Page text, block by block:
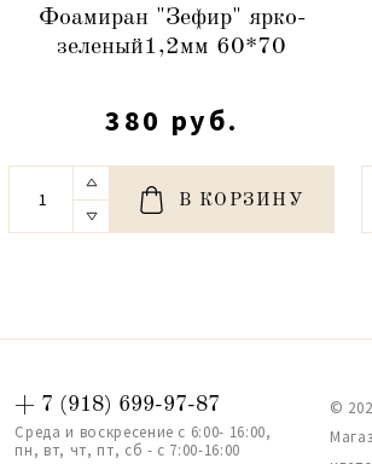
Фоамиран "Зефир" ярко-
зеленый1,2мм 60*70
380 руб.
В КОРЗИНУ
+ 7 (918) 699-97-87
Среда и воскресение с 6:00- 16:00,
пн, вт, чт, пт, сб - с 7:00-16:00
©